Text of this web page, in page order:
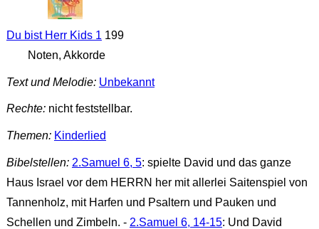
Du bist Herr Kids 1 199
Noten, Akkorde
Text und Melodie: Unbekannt
Rechte:nicht feststellbar.
Themen: Kinderlied
Bibelstellen: 2.Samuel 6, 5: spielte David und das ganze
Haus Israel vor dem HERRN her mit allerlei Saitenspiel von
Tannenholz, mit Harfen und Psaltern und Pauken und
Schellen und Zimbeln. - 2.Samuel 6, 14-15: Und David